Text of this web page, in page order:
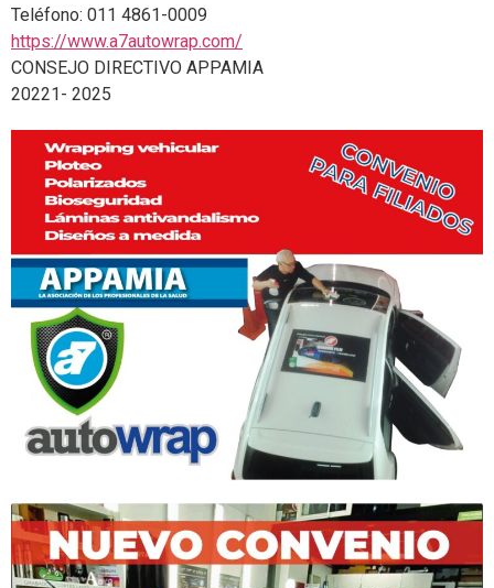
Teléfono: 011 4861-0009
https://www.a7autowrap.com/
CONSEJO DIRECTIVO APPAMIA
20221- 2025